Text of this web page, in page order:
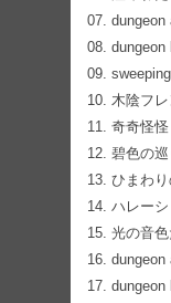
07. dungeon
08. dungeon
09.
10. 木陰フ
11. 奇奇怪怪
12. 碧色の
13. ひまわ
14. ハレー
15. 光の音
16.
17.